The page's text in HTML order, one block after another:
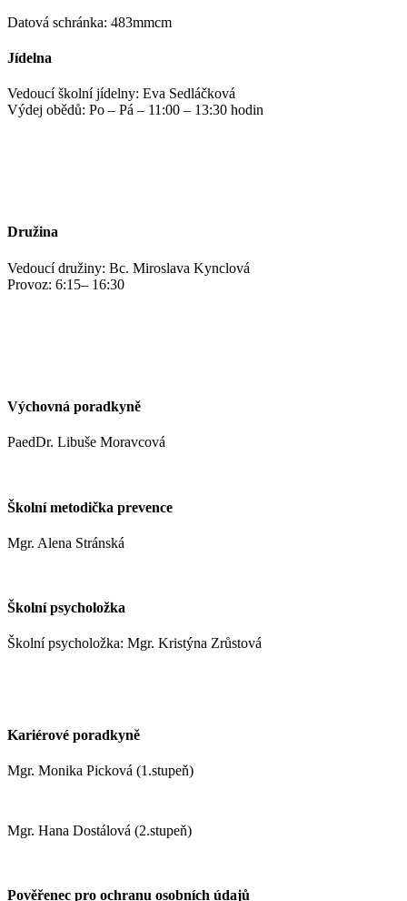
Datová schránka: 483mmcm
Jídelna
Vedoucí školní jídelny: Eva Sedláčková
Výdej obědů: Po – Pá – 11:00 – 13:30 hodin
Družina
Vedoucí družiny: Bc. Miroslava Kynclová
Provoz: 6:15– 16:30
Výchovná poradkyně
PaedDr. Libuše Moravcová
Školní metodička prevence
Mgr. Alena Stránská
Školní psycholožka
Školní psycholožka: Mgr. Kristýna Zrůstová
Kariérové poradkyně
Mgr. Monika Picková (1.stupeň)
Mgr. Hana Dostálová (2.stupeň)
Pověřenec pro ochranu osobních údajů